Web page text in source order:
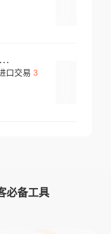
Dpm Draexlmaier Partes Automotrices Corr Ind Huejotzingo
口交易 3
必备工具